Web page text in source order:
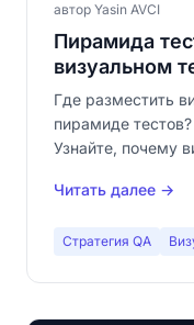
автор Yasin AVCI
Пирамида
визуальном
измерение, а
Где разместить
пирамиде
Узнайте, почему
уровни.
Читать далее →
Стратегия QA